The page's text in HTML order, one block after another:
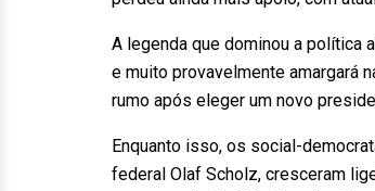
A legenda que dominou a política
e muito provavelmente amargará
rumo após eleger um novo
Enquanto isso, os social-
federal Olaf Scholz, cresceram